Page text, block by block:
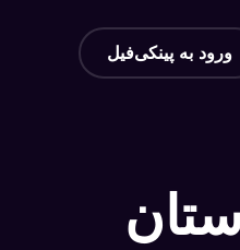
ورود به پینکی‌فیل
داستان